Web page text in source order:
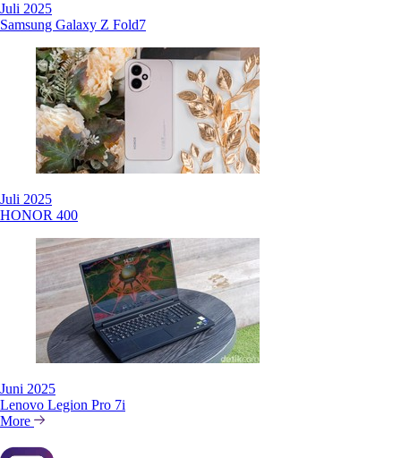
Juli 2025
Samsung Galaxy Z Fold7
Juli 2025
HONOR 400
Juni 2025
Lenovo Legion Pro 7i
More